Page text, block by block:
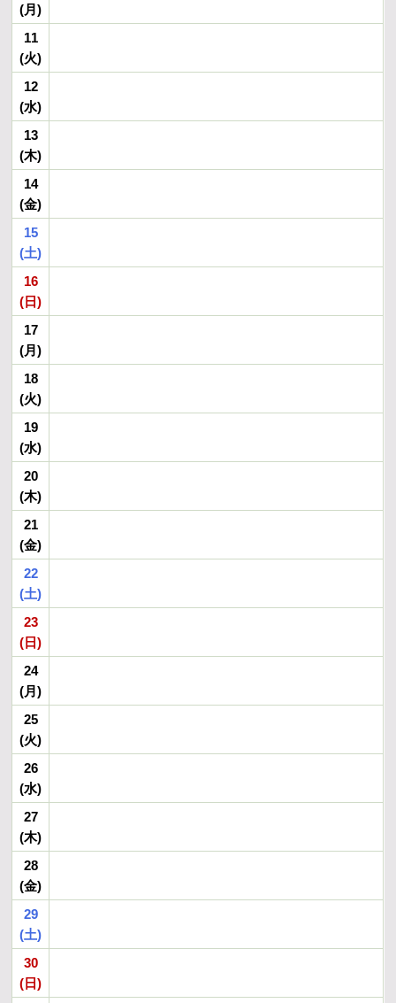
(月)
11
(火)
12
(水)
13
(木)
14
(金)
15
(土)
16
(日)
17
(月)
18
(火)
19
(水)
20
(木)
21
(金)
22
(土)
23
(日)
24
(月)
25
(火)
26
(水)
27
(木)
28
(金)
29
(土)
30
(日)